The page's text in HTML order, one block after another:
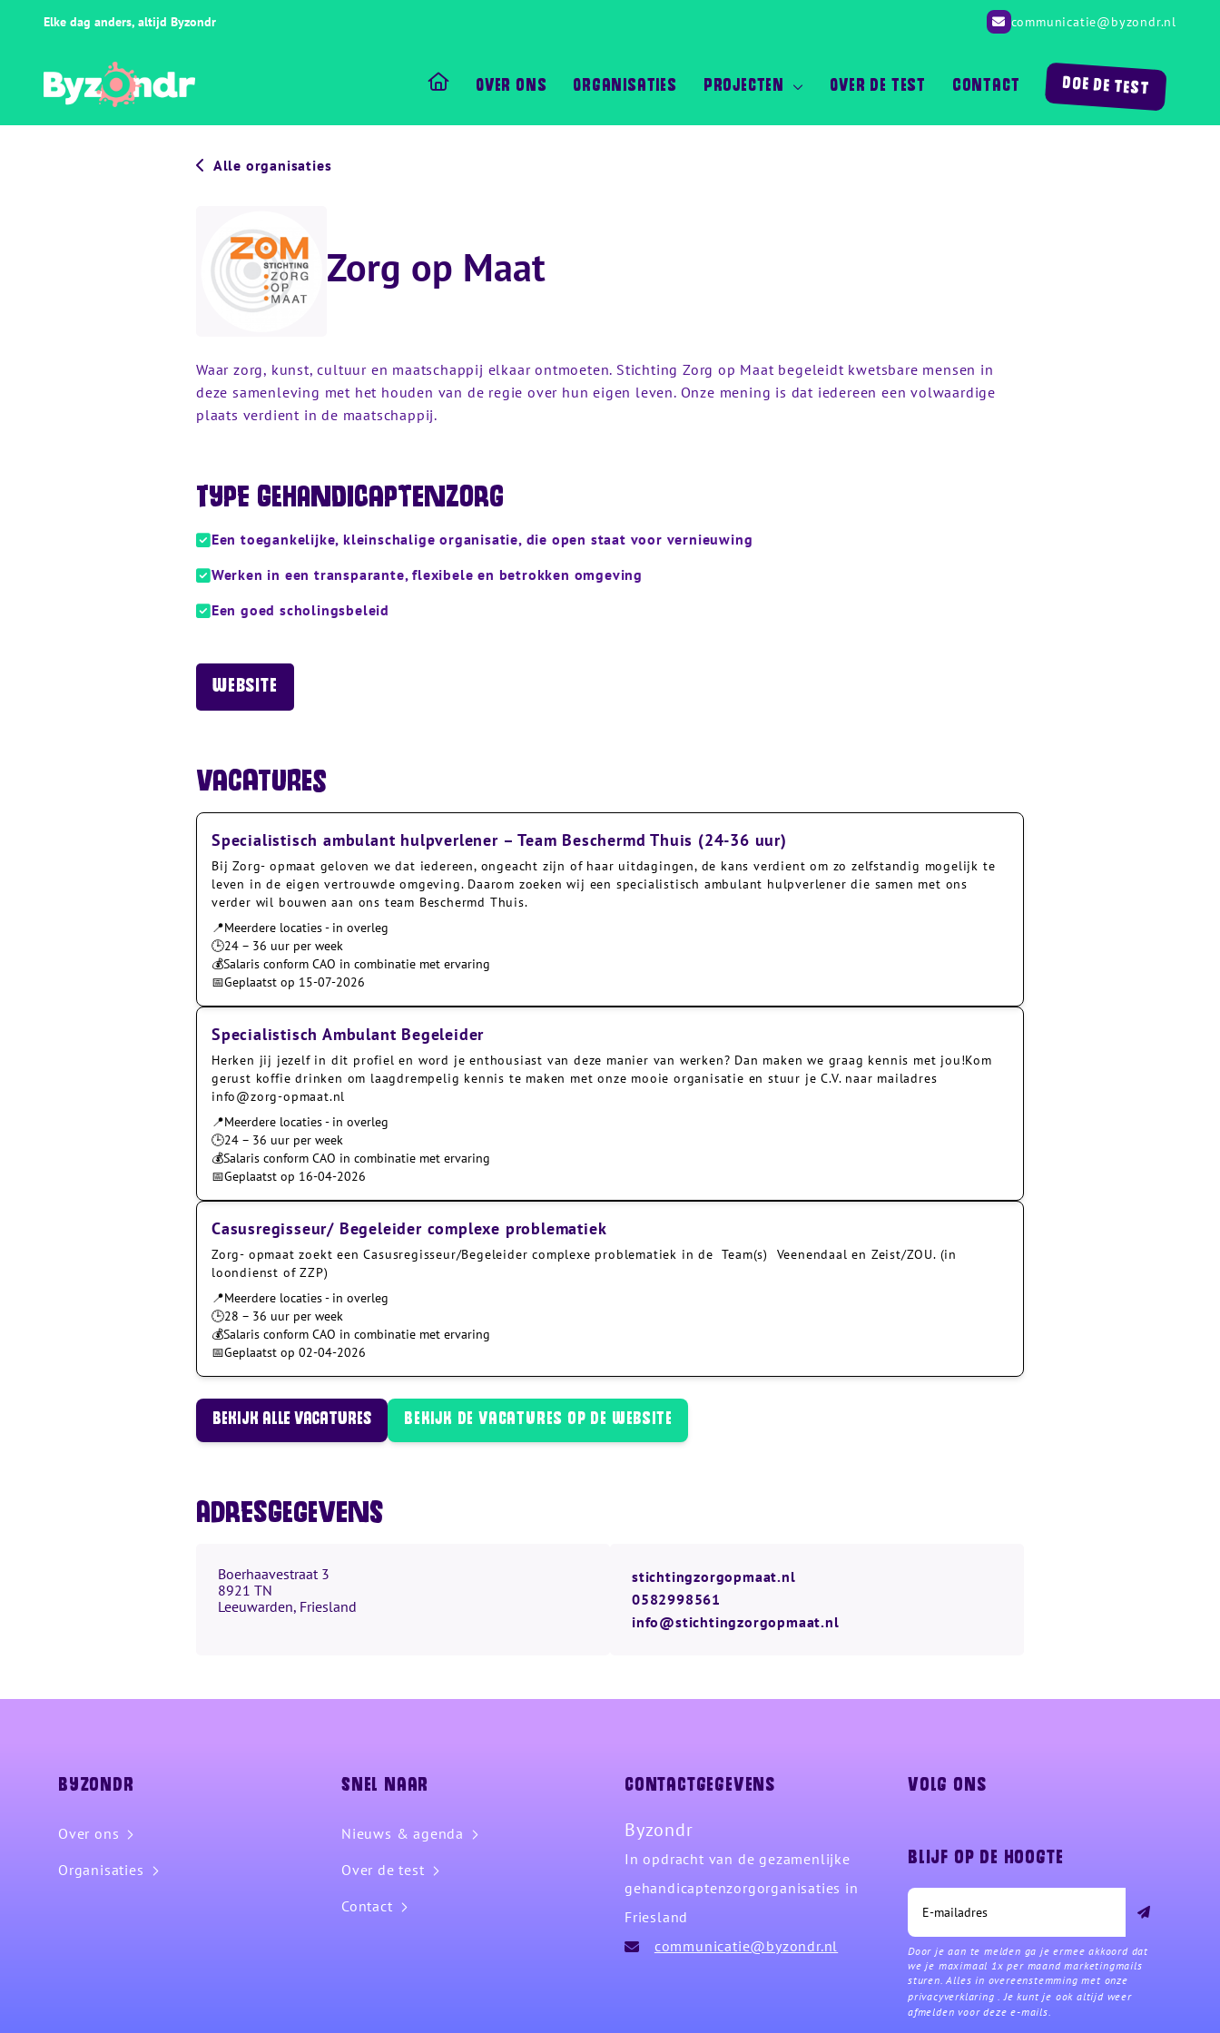
Elke dag anders, altijd Byzondr communicatie@byzondr.nl
Over ons Organisaties Projecten Over de test Contact Doe de test
Alle organisaties
Zorg op Maat
Waar zorg, kunst, cultuur en maatschappij elkaar ontmoeten. Stichting Zorg op Maat begeleidt kwetsbare mensen in
deze samenleving met het houden van de regie over hun eigen leven. Onze mening is dat iedereen een volwaardige
plaats verdient in de maatschappij.
Type gehandicaptenzorg
Een toegankelijke, kleinschalige organisatie, die open staat voor vernieuwing
Werken in een transparante, flexibele en betrokken omgeving
Een goed scholingsbeleid
Website
Vacatures
Specialistisch ambulant hulpverlener – Team Beschermd Thuis (24-36 uur)
Bij Zorg- opmaat geloven we dat iedereen, ongeacht zijn of haar uitdagingen, de kans verdient om zo zelfstandig mogelijk te
leven in de eigen vertrouwde omgeving. Daarom zoeken wij een specialistisch ambulant hulpverlener die samen met ons
verder wil bouwen aan ons team Beschermd Thuis.
📍Meerdere locaties - in overleg
🕒24 – 36 uur per week
💰Salaris conform CAO in combinatie met ervaring
📅Geplaatst op 15-07-2026
Specialistisch Ambulant Begeleider
Herken jij jezelf in dit profiel en word je enthousiast van deze manier van werken? Dan maken we graag kennis met jou!Kom
gerust koffie drinken om laagdrempelig kennis te maken met onze mooie organisatie en stuur je C.V. naar mailadres
info@zorg-opmaat.nl
📍Meerdere locaties - in overleg
🕒24 – 36 uur per week
💰Salaris conform CAO in combinatie met ervaring
📅Geplaatst op 16-04-2026
Casusregisseur/ Begeleider complexe problematiek
Zorg- opmaat zoekt een Casusregisseur/Begeleider complexe problematiek in de Team(s) Veenendaal en Zeist/ZOU. (in
loondienst of ZZP)
📍Meerdere locaties - in overleg
🕒28 – 36 uur per week
💰Salaris conform CAO in combinatie met ervaring
📅Geplaatst op 02-04-2026
Bekijk alle vacatures Bekijk de vacatures op de website
Adresgegevens
Boerhaavestraat 3
8921 TN
Leeuwarden, Friesland
stichtingzorgopmaat.nl
0582998561
info@stichtingzorgopmaat.nl
Byzondr
Over ons
Organisaties
Snel naar
Nieuws & agenda
Over de test
Contact
Contactgegevens
Byzondr
In opdracht van de gezamenlijke
gehandicaptenzorgorganisaties in
Friesland
communicatie@byzondr.nl
Volg ons
Blijf op de hoogte
Aanmelden
Door je aan te melden ga je ermee akkoord dat
we je maximaal 1x per maand marketingmails
sturen. Alles in overeenstemming met onze
privacyverklaring . Je kunt je ook altijd weer
afmelden voor deze e-mails.